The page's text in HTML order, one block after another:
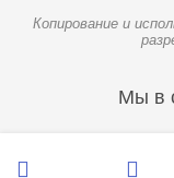
Копирование и
Мы в